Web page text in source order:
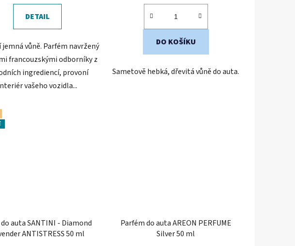
DETAIL
jemná vůně. Parfém navržený
francouzskými odborníky z
ingrediencí, provoní
vašeho vozidla...
z
hvězdiček.
DO KOŠÍKU
Sametově hebká, dřevitá vůně do auta.
do auta SANTINI - Diamond
ANTISTRESS 50 ml
Parfém do auta AREON PERFUME
Silver 50 ml